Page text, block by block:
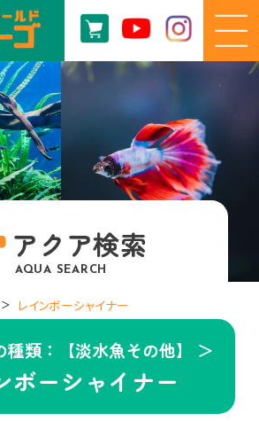
アクア検索
AQUA SEARCH
レインボーシャイナー
種類：【淡水魚その他】 ＞
ボーシャイナー